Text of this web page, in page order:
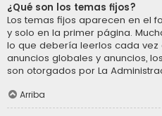
¿Qué son los temas fijos?
Los temas fijos aparecen en el
y solo en la primer página.
lo que debería leerlos cada
anuncios globales y anuncios,
son otorgados por La
Arriba